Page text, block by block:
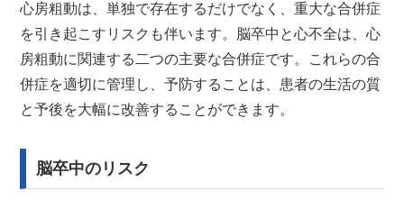
心房粗動は、単独で存在するだけでなく、重大な合併症
を引き起こすリスクも伴います。脳卒中と心不全は、心
房粗動に関連する二つの主要な合併症です。これらの合
併症を適切に管理し、予防することは、患者の生活の質
と予後を大幅に改善することができます。
脳卒中のリスク